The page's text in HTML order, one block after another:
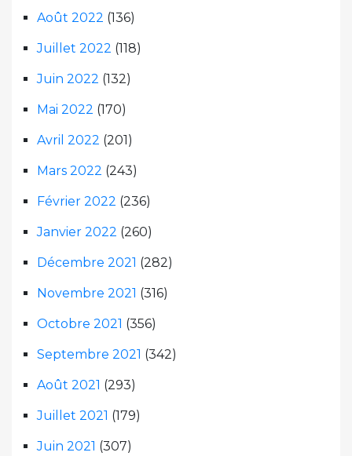
Août 2022 (136)
Juillet 2022 (118)
Juin 2022 (132)
Mai 2022 (170)
Avril 2022 (201)
Mars 2022 (243)
Février 2022 (236)
Janvier 2022 (260)
Décembre 2021 (282)
Novembre 2021 (316)
Octobre 2021 (356)
Septembre 2021 (342)
Août 2021 (293)
Juillet 2021 (179)
Juin 2021 (307)